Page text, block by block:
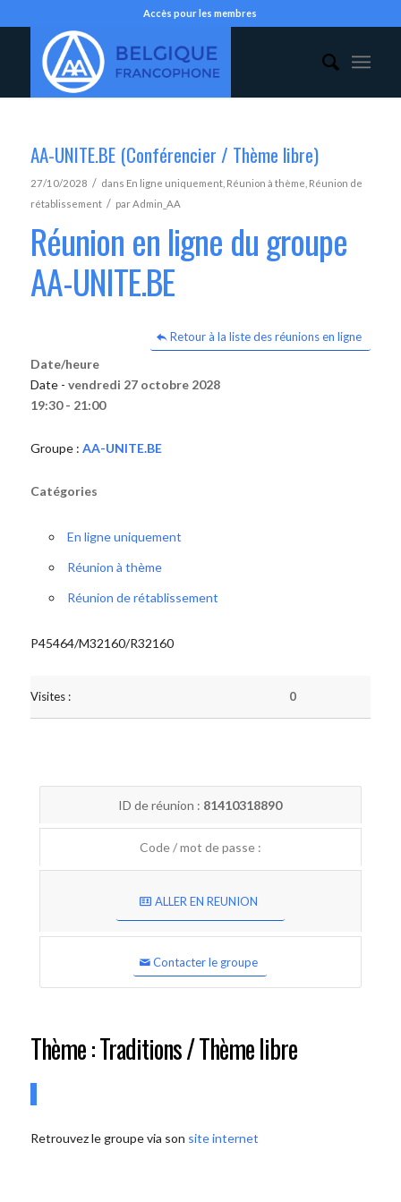
Accès pour les membres
AA-UNITE.BE (Conférencier / Thème libre)
27/10/2028 / dans En ligne uniquement, Réunion à thème Réunion de
rétablissement / parAdmin_AA
Réunion en ligne du groupe
AA-UNITE.BE
Retour à la liste des réunions en ligne
Date/heure
Date - vendredi 27 octobre 2028
19:30 - 21:00
Groupe : AA-UNITE.BE
Catégories
En ligne uniquement
Réunion à thème
Réunion de rétablissement
P45464/M32160/R32160
Visites : 0
ID de réunion : 81410318890
Code / mot de passe :
ALLER EN REUNION
Contacter le groupe
Thème : Traditions / Thème libre
Retrouvez le groupe via son site internet